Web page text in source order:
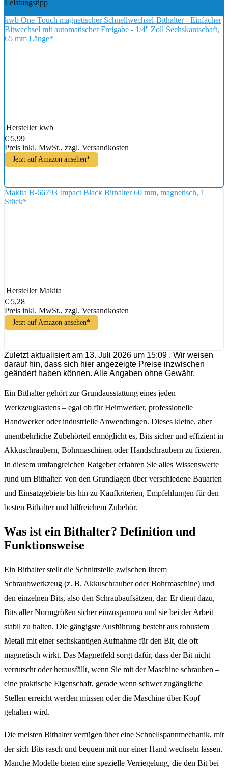
Leistungstipp
kwb One-Touch magnetischer Schnellwechsel-Bithalter - Einfacher
Bitwechsel mit automatischer Freigabe - 1/4'' Zoll Sechskantschaft,
65 mm Länge*
Hersteller kwb
€ 5,99
Preis inkl. MwSt., zzgl. Versandkosten
Jetzt auf Amazon ansehen*
Makita B-66793 Impact Black Bithalter 60 mm, magnetisch, 1
Stück*
Hersteller Makita
€ 5,28
Preis inkl. MwSt., zzgl. Versandkosten
Jetzt auf Amazon ansehen*
Zuletzt aktualisiert am 13. Juli 2026 um 15:09 . Wir weisen
darauf hin, dass sich hier angezeigte Preise inzwischen
geändert haben können. Alle Angaben ohne Gewähr.
Ein Bithalter gehört zur Grundausstattung eines jeden
Werkzeugkastens – egal ob für Heimwerker, professionelle
Handwerker oder industrielle Anwendungen. Dieses kleine, aber
unentbehrliche Zubehörteil ermöglicht es, Bits sicher und effizient in
Akkuschraubern, Bohrmaschinen oder Handschraubern zu fixieren.
In diesem umfangreichen Ratgeber erfahren Sie alles Wissenswerte
rund um Bithalter: von den Grundlagen über verschiedene Bauarten
und Einsatzgebiete bis hin zu Kaufkriterien, Empfehlungen für den
besten Bithalter und hilfreichem Zubehör.
Was ist ein Bithalter? Definition und
Funktionsweise
Ein Bithalter stellt die Schnittstelle zwischen Ihrem
Schraubwerkzeug (z. B. Akkuschrauber oder Bohrmaschine) und
den einzelnen Bits, also den Schraubaufsätzen, dar. Er dient dazu,
Bits aller Normgrößen sicher einzuspannen und sie bei der Arbeit
stabil zu halten. Die gängigste Ausführung besteht aus robustem
Metall mit einer sechskantigen Aufnahme für den Bit, die oft
magnetisch wirkt. Das Magnetfeld sorgt dafür, dass der Bit nicht
verrutscht oder herausfällt, wenn Sie mit der Maschine schrauben –
eine praktische Eigenschaft, gerade wenn schwer zugängliche
Stellen erreicht werden müssen oder die Maschine über Kopf
gehalten wird.
Die meisten Bithalter verfügen über eine Schnellspannmechanik, mit
der sich Bits rasch und bequem mit nur einer Hand wechseln lassen.
Manche Modelle bieten eine spezielle Verriegelung, die den Bit bei